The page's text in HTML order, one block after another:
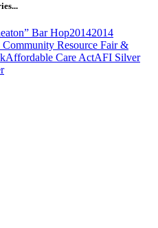
Bar Hop20142014
Community Resource Fair &
Affordable Care ActAFI Silver